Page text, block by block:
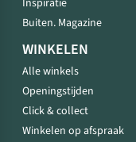
Inspiratie
Buiten. Magazine
WINKELEN
Alle winkels
Openingstijden
Click & collect
Winkelen op afspraak